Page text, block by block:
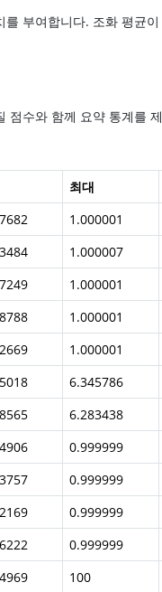
부여합니다. 조화 평균
점수와 함께 요약 통계를
최대
1.000001
1.000007
1.000001
1.000001
1.000001
6.345786
6.283438
0.999999
0.999999
0.999999
0.999999
100